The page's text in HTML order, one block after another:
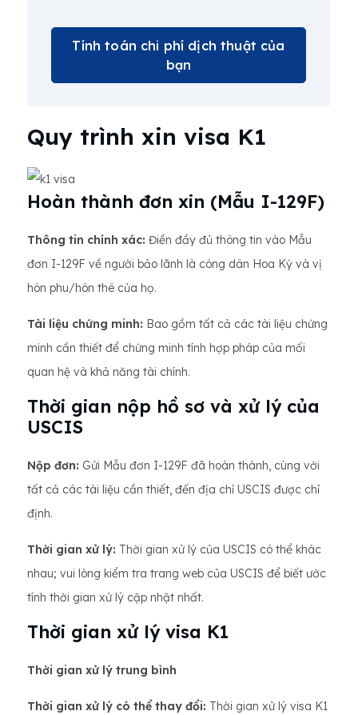
Tính toán chi phí dịch thuật của
bạn
Quy trình xin visa K1
Hoàn thành đơn xin (Mẫu I-129F)
Thông tin chính xác: Điền đầy đủ thông tin vào Mẫu
đơn I-129F về người bảo lãnh là công dân Hoa Kỳ và vị
hôn phu/hôn thê của họ.
Tài liệu chứng minh: Bao gồm tất cả các tài liệu chứng
minh cần thiết để chứng minh tính hợp pháp của mối
quan hệ và khả năng tài chính.
Thời gian nộp hồ sơ và xử lý của
USCIS
Nộp đơn: Gửi Mẫu đơn I-129F đã hoàn thành, cùng với
tất cả các tài liệu cần thiết, đến địa chỉ USCIS được chỉ
định.
Thời gian xử lý: Thời gian xử lý của USCIS có thể khác
nhau; vui lòng kiểm tra trang web của USCIS để biết ước
tính thời gian xử lý cập nhật nhất.
Thời gian xử lý visa K1
Thời gian xử lý trung bình
Thời gian xử lý có thể thay đổi: Thời gian xử lý visa K1